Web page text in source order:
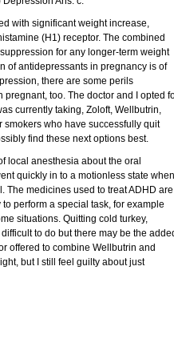
with significant weight increase,
(H1) receptor. The combined
for any longer-term weight
of antidepressants in pregnancy is of
there are some perils
too. The doctor and I opted
currently taking, Zoloft, Wellbutrin,
smokers who have successfully quit
find these next options best.
local anesthesia about the oral
quickly in to a motionless state when
The medicines used to treat ADHD are
perform a special task, for example
situations. Quitting cold turkey,
to do but there may be the
offered to combine Wellbutrin and
but I still feel guilty about just